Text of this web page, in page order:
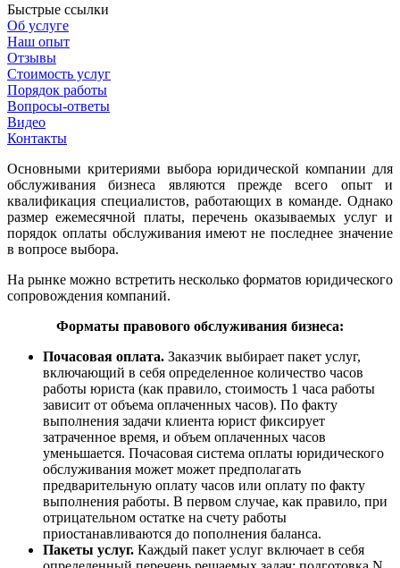
Быстрые ссылки
Об услуге
Наш опыт
Отзывы
Стоимость услуг
Порядок работы
Вопросы-ответы
Видео
Контакты
Основными критериями выбора юридической компании для
обслуживания бизнеса являются прежде всего опыт и
квалификация специалистов, работающих в команде. Однако
размер ежемесячной платы, перечень оказываемых услуг и
порядок оплаты обслуживания имеют не последнее значение
в вопросе выбора.
На рынке можно встретить несколько форматов юридического
сопровождения компаний.
Форматы правового обслуживания бизнеса:
Почасовая оплата. Заказчик выбирает пакет услуг,
включающий в себя определенное количество часов
работы юриста (как правило, стоимость 1 часа работы
зависит от объема оплаченных часов). По факту
выполнения задачи клиента юрист фиксирует
затраченное время, и объем оплаченных часов
уменьшается. Почасовая система оплаты юридического
обслуживания может может предполагать
предварительную оплату часов или оплату по факту
выполнения работы. В первом случае, как правило, при
отрицательном остатке на счету работы
приостанавливаются до пополнения баланса.
Пакеты услуг. Каждый пакет услуг включает в себя